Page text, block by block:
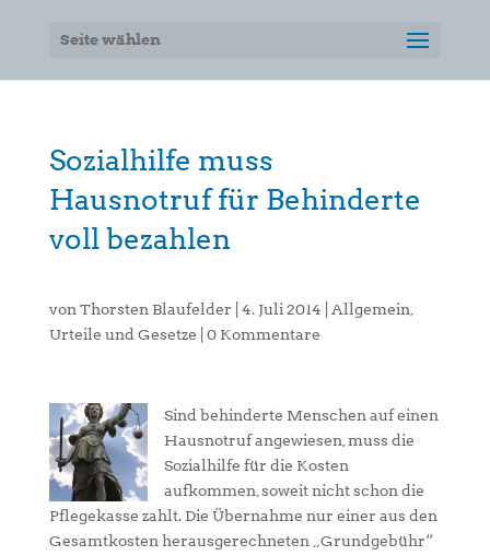
Seite wählen
Sozialhilfe muss
Hausnotruf für Behinderte
voll bezahlen
von Thorsten Blaufelder 4. Juli 2014 Allgemein
Urteile und Gesetze
0 Kommentare
Sind behinderte Menschen auf einen
Hausnotruf angewiesen, muss die
Sozialhilfe für die Kosten
aufkommen, soweit nicht schon die
Pflegekasse zahlt. Die Übernahme nur einer aus den
Gesamtkosten herausgerechneten „Grundgebühr“